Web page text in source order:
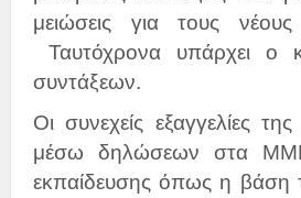
μειώσεις για τους
Ταυτόχρονα υπάρχει ο
συντάξεων.
Οι συνεχείς εξαγγελίες
μέσω δηλώσεων στα
εκπαίδευσης όπως η βάση